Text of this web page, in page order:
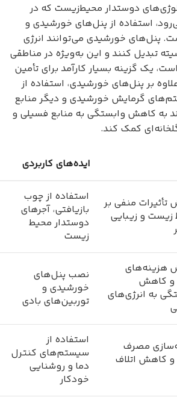
دوستدار محیط‌زیست که در
استفاده از پنل‌های خورشیدی و
پنل‌های خورشیدی می‌توانند انرژی
تبدیل کنند و این به‌ویژه در مناطقی
یک گزینه بسیار کارآمد برای تأمین
بر پنل‌های خورشیدی، استفاده از
گرمایش خورشیدی و دیگر منابع
به کاهش وابستگی به منابع فسیلی و
کمک کند.
ایده‌های کاربردی
منفی بر
زیست و زیبایی
استفاده از چوب
بازیافتی، آجرهای
دوستدار محیط
زیست
هزینه‌های
و کاهش
به انرژی‌های
نصب پنل‌های
خورشیدی و
توربین‌های بادی
مصرف
و کاهش اتلاف
استفاده از
سیستم‌های کنترل
دما و روشنایی
خودکار